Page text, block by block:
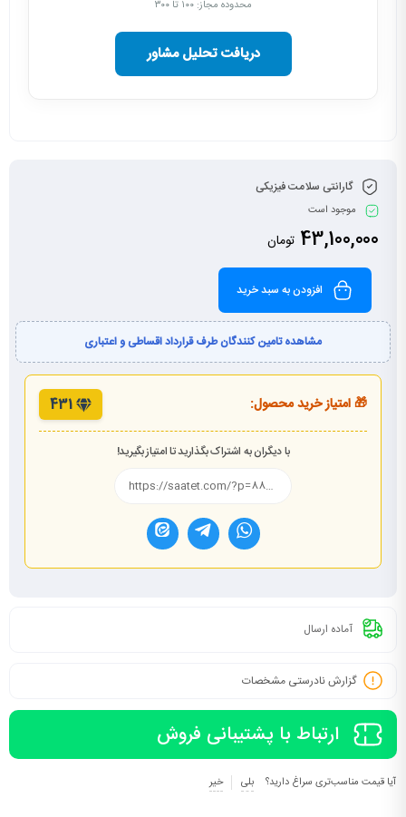
محدوده مجاز: ۱۰۰ تا ۳۰۰
دریافت تحلیل مشاور
گارانتی سلامت فیزیکی
موجود است
43,100,000 تومان
افزودن به سبد خرید
مشاهده تامین کنندگان طرف قرارداد اقساطی و اعتباری
🎁 امتیاز خرید محصول: 431
با دیگران به اشتراک بگذارید تا امتیاز بگیرید!
آماده ارسال
گزارش نادرستی مشخصات
ارتباط با پشتیبانی فروش
آیا قیمت مناسب‌تری سراغ دارید؟ بلی خیر